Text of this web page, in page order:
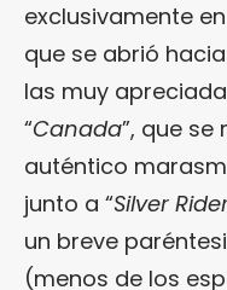
exclusivamente
que se abrió
las muy
“Canada”, que
auténtico
junto a “Silver
un breve
(menos de los